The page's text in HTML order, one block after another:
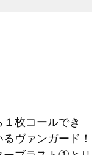
枚コールでき
ヴァンガード！